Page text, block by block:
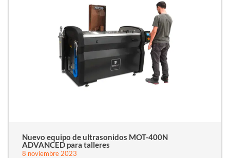
Nuevo equipo de ultrasonidos MOT-400N
ADVANCED para talleres
8 noviembre 2023